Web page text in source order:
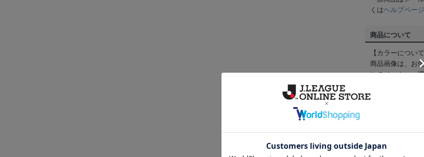
くはヘルプページ
商品について
【カラーについて
商品画像は、お
ンのメーカー・
なって見える場
取り扱い商品に
予告なく変更に
その他